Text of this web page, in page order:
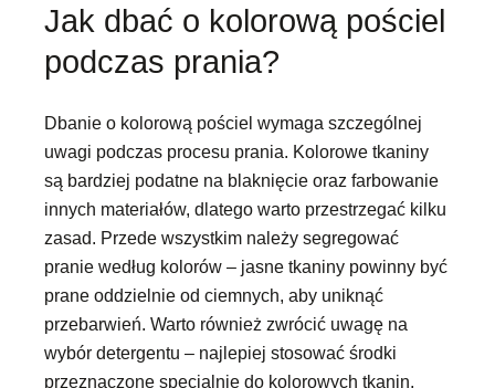
Jak dbać o kolorową pościel
podczas prania?
Dbanie o kolorową pościel wymaga szczególnej
uwagi podczas procesu prania. Kolorowe tkaniny
są bardziej podatne na blaknięcie oraz farbowanie
innych materiałów, dlatego warto przestrzegać kilku
zasad. Przede wszystkim należy segregować
pranie według kolorów – jasne tkaniny powinny być
prane oddzielnie od ciemnych, aby uniknąć
przebarwień. Warto również zwrócić uwagę na
wybór detergentu – najlepiej stosować środki
przeznaczone specjalnie do kolorowych tkanin,